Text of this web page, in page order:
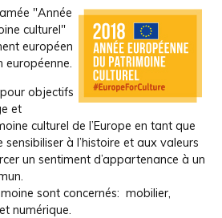
"Année
culturel"
européen
européenne.
objectifs
et
culturel de l’Europe en tant que
à l’histoire et aux valeurs
un sentiment d’appartenance à un
sont concernés: mobilier,
numérique.